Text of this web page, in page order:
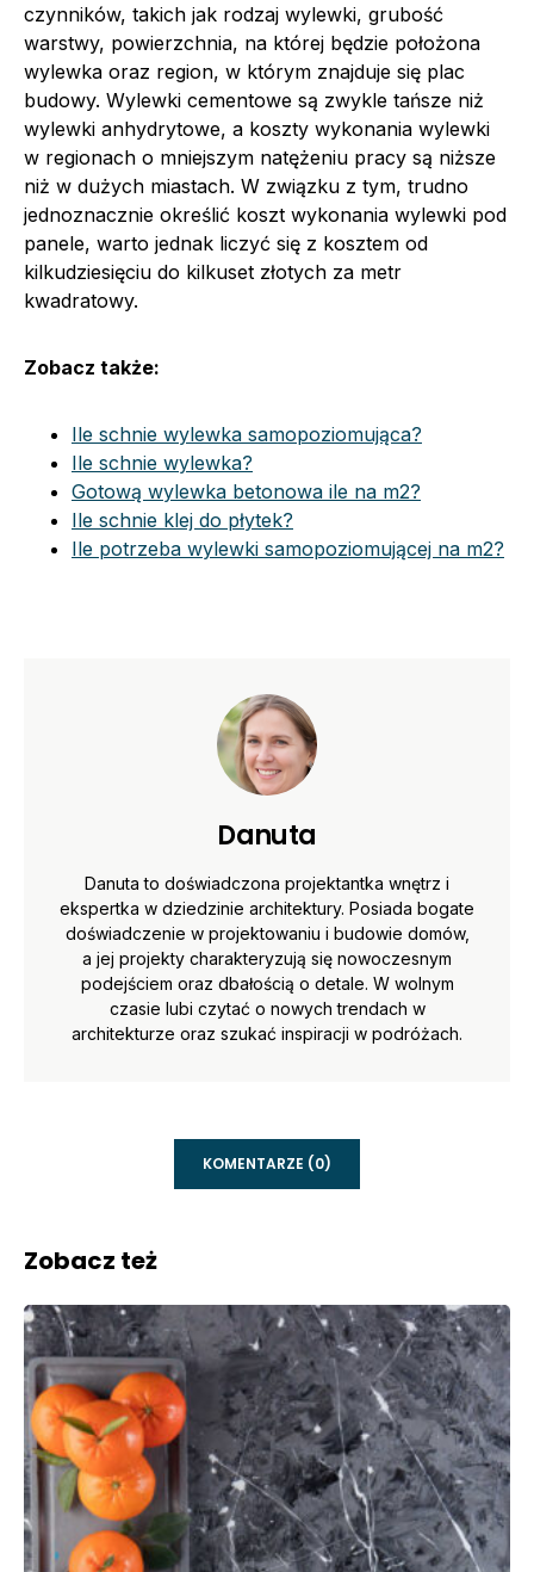
czynników, takich jak rodzaj wylewki, grubość
warstwy, powierzchnia, na której będzie położona
wylewka oraz region, w którym znajduje się plac
budowy. Wylewki cementowe są zwykle tańsze niż
wylewki anhydrytowe, a koszty wykonania wylewki
w regionach o mniejszym natężeniu pracy są niższe
niż w dużych miastach. W związku z tym, trudno
jednoznacznie określić koszt wykonania wylewki pod
panele, warto jednak liczyć się z kosztem od
kilkudziesięciu do kilkuset złotych za metr
kwadratowy.
Zobacz także:
Ile schnie wylewka samopoziomująca?
Ile schnie wylewka?
Gotową wylewka betonowa ile na m2?
Ile schnie klej do płytek?
Ile potrzeba wylewki samopoziomującej na m2?
Danuta
Danuta to doświadczona projektantka wnętrz i
ekspertka w dziedzinie architektury. Posiada bogate
doświadczenie w projektowaniu i budowie domów,
a jej projekty charakteryzują się nowoczesnym
podejściem oraz dbałością o detale. W wolnym
czasie lubi czytać o nowych trendach w
architekturze oraz szukać inspiracji w podróżach.
KOMENTARZE (0)
Zobacz też